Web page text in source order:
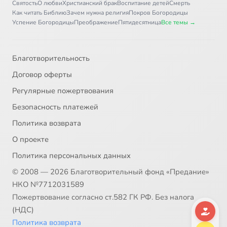
Монастырь в Санкт-Галлене (Швеция).avi
33
35 Монастырь Рила (Болгария).avi
38 Москва. Кремль и Красная площадь.avi
СвятостьО любвиХристианский бракВоспитание детейСмерть
Как читать БиблиюЗачем нужна религияПокров Богородицы
Успение БогородицыПреображениеПятидесятницаВсе темы →
Благотворительность
Договор оферты
Регулярные пожертвования
Безопасность платежей
Политика возврата
О проекте
Политика персональных данных
© 2008 — 2026 Благотворительный фонд «Предание»
НКО №7712031589
Пожертвование согласно ст.582 ГК РФ. Без налога
(НДС)
Политика возврата